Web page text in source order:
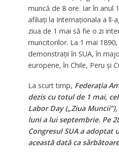
muncă de 8 ore. Iar în anul
afiliaţi la Internaţionala a ll-
ziua de 1 mai să fie o zi
muncitorilor. La 1 mai
demonstraţii în SUA, în
europene, în Chile, Peru şi
La scurt timp, Federaţia
dezis cu totul de 1 mai,
Labor Day („Ziua
luni a lui septembrie. Pe
Congresul SUA a adoptat
această dată ca